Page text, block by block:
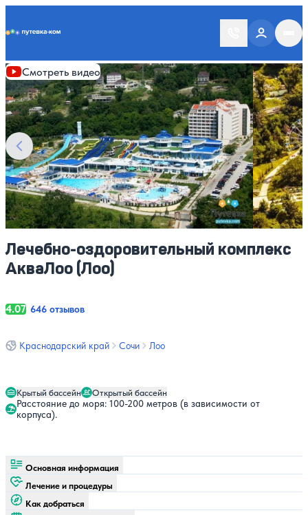
Смотреть видео
Смотреть все фото59
Лечебно-оздоровительный комплекс
АкваЛоо (Лоо)
Краснодарский край Сочи Лоо
Крытый бассейн
Открытый бассейн
Расстояние до моря: 100-200 метров (в зависимости от
корпуса).
4.07 646 отзывов
Основная информация
Лечение и процедуры
Как добраться